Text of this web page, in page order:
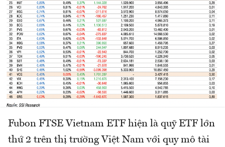
Fubon FTSE Vietnam ETF hiện là quỹ ETF lớn
thứ 2 trên thị trường Việt Nam với quy mô tài